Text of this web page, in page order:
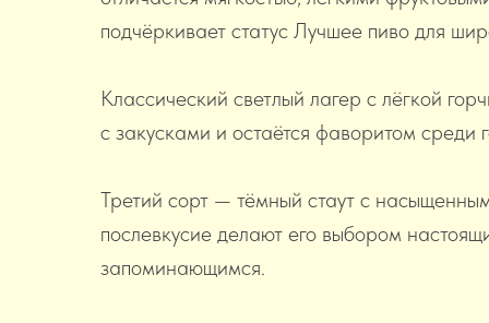
подчёркивает статус Лучшее пиво для
Классический светлый лагер с лёгкой
с закусками и остаётся фаворитом
Третий сорт — тёмный стаут с
послевкусие делают его выбором
запоминающимся.